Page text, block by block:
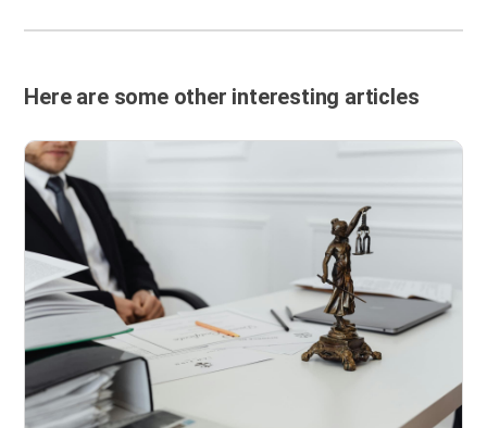
Here are some other interesting articles